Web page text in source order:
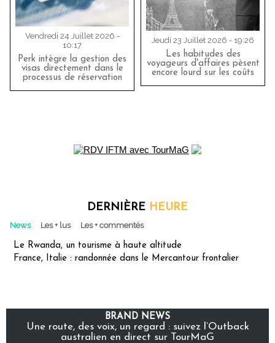
Vendredi 24 Juillet 2026 -
10:17
Perk intègre la gestion des
visas directement dans le
processus de réservation
Jeudi 23 Juillet 2026 - 19:26
Les habitudes des
voyageurs d'affaires pèsent
encore lourd sur les coûts
DERNIÈRE HEURE
News Les + lus Les + commentés
Le Rwanda, un tourisme à haute altitude
France, Italie : randonnée dans le Mercantour frontalier
BRAND NEWS
Une route, des voix, un regard : suivez l’Outback
australien en direct sur TourMaG